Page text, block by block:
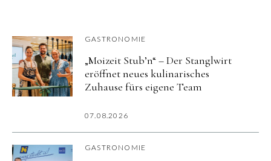
GASTRONOMIE
„Moizeit Stub’n“ – Der Stanglwirt
eröffnet neues kulinarisches
Zuhause fürs eigene Team
07.08.2026
GASTRONOMIE